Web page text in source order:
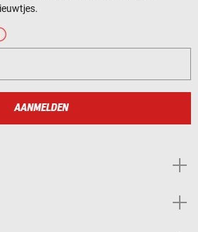
AANMELDEN